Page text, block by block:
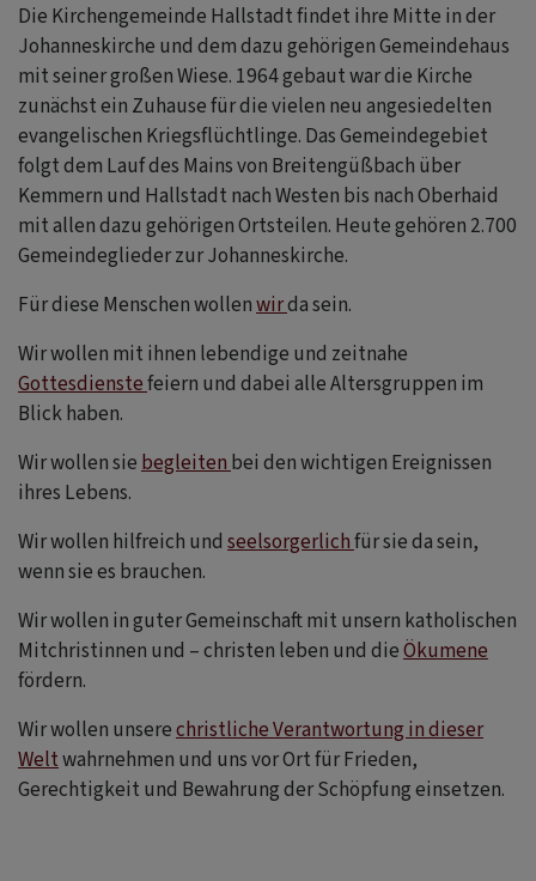
Die Kirchengemeinde Hallstadt findet ihre Mitte in der
Johanneskirche und dem dazu gehörigen Gemeindehaus
mit seiner großen Wiese. 1964 gebaut war die Kirche
zunächst ein Zuhause für die vielen neu angesiedelten
evangelischen Kriegsflüchtlinge. Das Gemeindegebiet
folgt dem Lauf des Mains von Breitengüßbach über
Kemmern und Hallstadt nach Westen bis nach Oberhaid
mit allen dazu gehörigen Ortsteilen. Heute gehören 2.700
Gemeindeglieder zur Johanneskirche.
Für diese Menschen wollenwirda sein.
Wir wollen mit ihnen lebendige und zeitnahe
Gottesdienstefeiern und dabei alle Altersgruppen im
Blick haben.
Wir wollen sie begleiten bei den wichtigen Ereignissen
ihres Lebens.
Wir wollen hilfreich und seelsorgerlichfür sie da sein,
wenn sie es brauchen.
Wir wollen in guter Gemeinschaft mit unsern katholischen
Mitchristinnen und – christen leben und dieÖkumene
fördern.
Wir wollen unserechristliche Verantwortung in dieser
Weltwahrnehmen und uns vor Ort für Frieden,
Gerechtigkeit und Bewahrung der Schöpfung einsetzen.